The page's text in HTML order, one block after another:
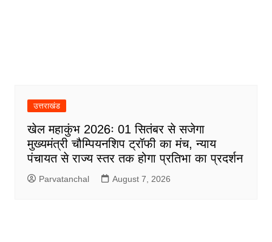
उत्तराखंड
खेल महाकुंभ 2026ः 01 सितंबर से सजेगा
मुख्यमंत्री चौम्पियनशिप ट्रॉफी का मंच, न्याय
पंचायत से राज्य स्तर तक होगा प्रतिभा का प्रदर्शन
Parvatanchal August 7, 2026